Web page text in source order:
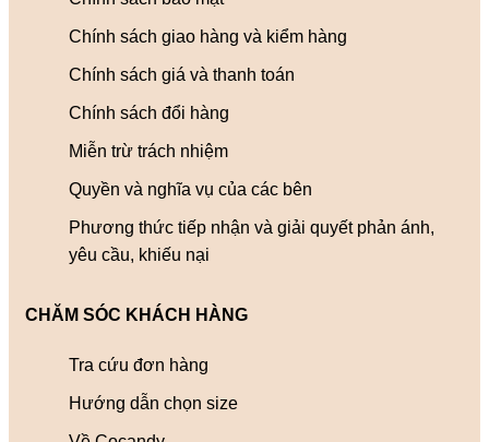
Chính sách giao hàng và kiểm hàng
Chính sách giá và thanh toán
Chính sách đổi hàng
Miễn trừ trách nhiệm
Quyền và nghĩa vụ của các bên
Phương thức tiếp nhận và giải quyết phản ánh,
yêu cầu, khiếu nại
CHĂM SÓC KHÁCH HÀNG
Tra cứu đơn hàng
Hướng dẫn chọn size